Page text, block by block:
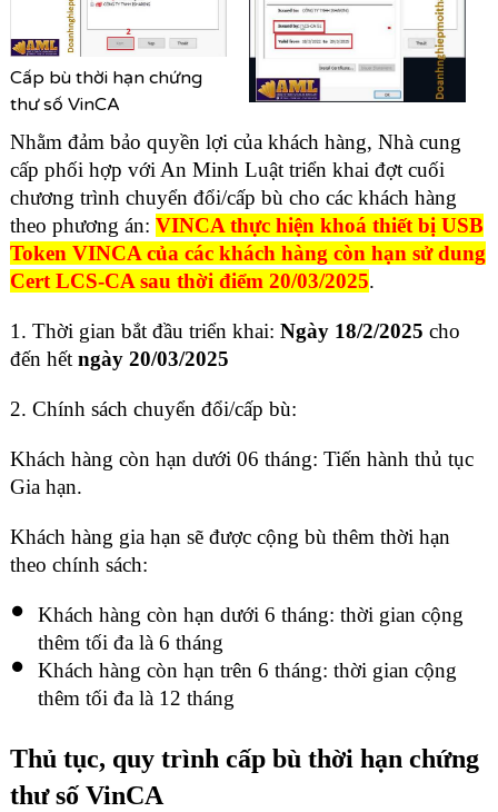
Cấp bù thời hạn chứng
thư số VinCA
Nhằm đảm bảo quyền lợi của khách hàng, Nhà cung
cấp phối hợp với An Minh Luật triển khai đợt cuối
chương trình chuyển đổi/cấp bù cho các khách hàng
theo phương án: VINCA thực hiện khoá thiết bị USB
Token VINCA của các khách hàng còn hạn sử dung
Cert LCS-CA sau thời điểm 20/03/2025.
1. Thời gian bắt đầu triển khai: Ngày 18/2/2025 cho
đến hết ngày 20/03/2025
2. Chính sách chuyển đổi/cấp bù:
Khách hàng còn hạn dưới 06 tháng: Tiến hành thủ tục
Gia hạn.
Khách hàng gia hạn sẽ được cộng bù thêm thời hạn
theo chính sách:
Khách hàng còn hạn dưới 6 tháng: thời gian cộng
thêm tối đa là 6 tháng
Khách hàng còn hạn trên 6 tháng: thời gian cộng
thêm tối đa là 12 tháng
Thủ tục, quy trình cấp bù thời hạn chứng
thư số VinCA